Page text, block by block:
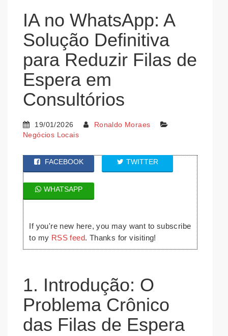
IA no WhatsApp: A
Solução Definitiva
para Reduzir Filas de
Espera em
Consultórios
19/01/2026
Ronaldo Moraes
Negócios Locais
FACEBOOK TWITTER
WHATSAPP
If you're new here, you may want to subscribe
to my RSS feed. Thanks for visiting!
1. Introdução: O
Problema Crônico
das Filas de Espera